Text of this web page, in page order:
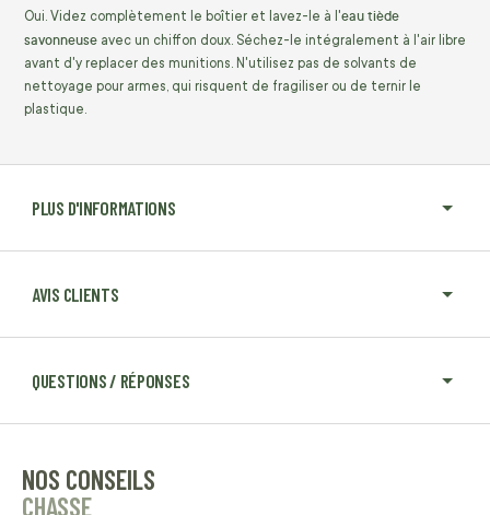
PLUS D'INFORMATIONS
AVIS CLIENTS
QUESTIONS / RÉPONSES
Oui. Videz complètement le boîtier et lavez-le à l'eau tiède
savonneuse avec un chiffon doux. Séchez-le intégralement à l'air libre
avant d'y replacer des munitions. N'utilisez pas de solvants de
nettoyage pour armes, qui risquent de fragiliser ou de ternir le
plastique.
NOS CONSEILS
CHASSE